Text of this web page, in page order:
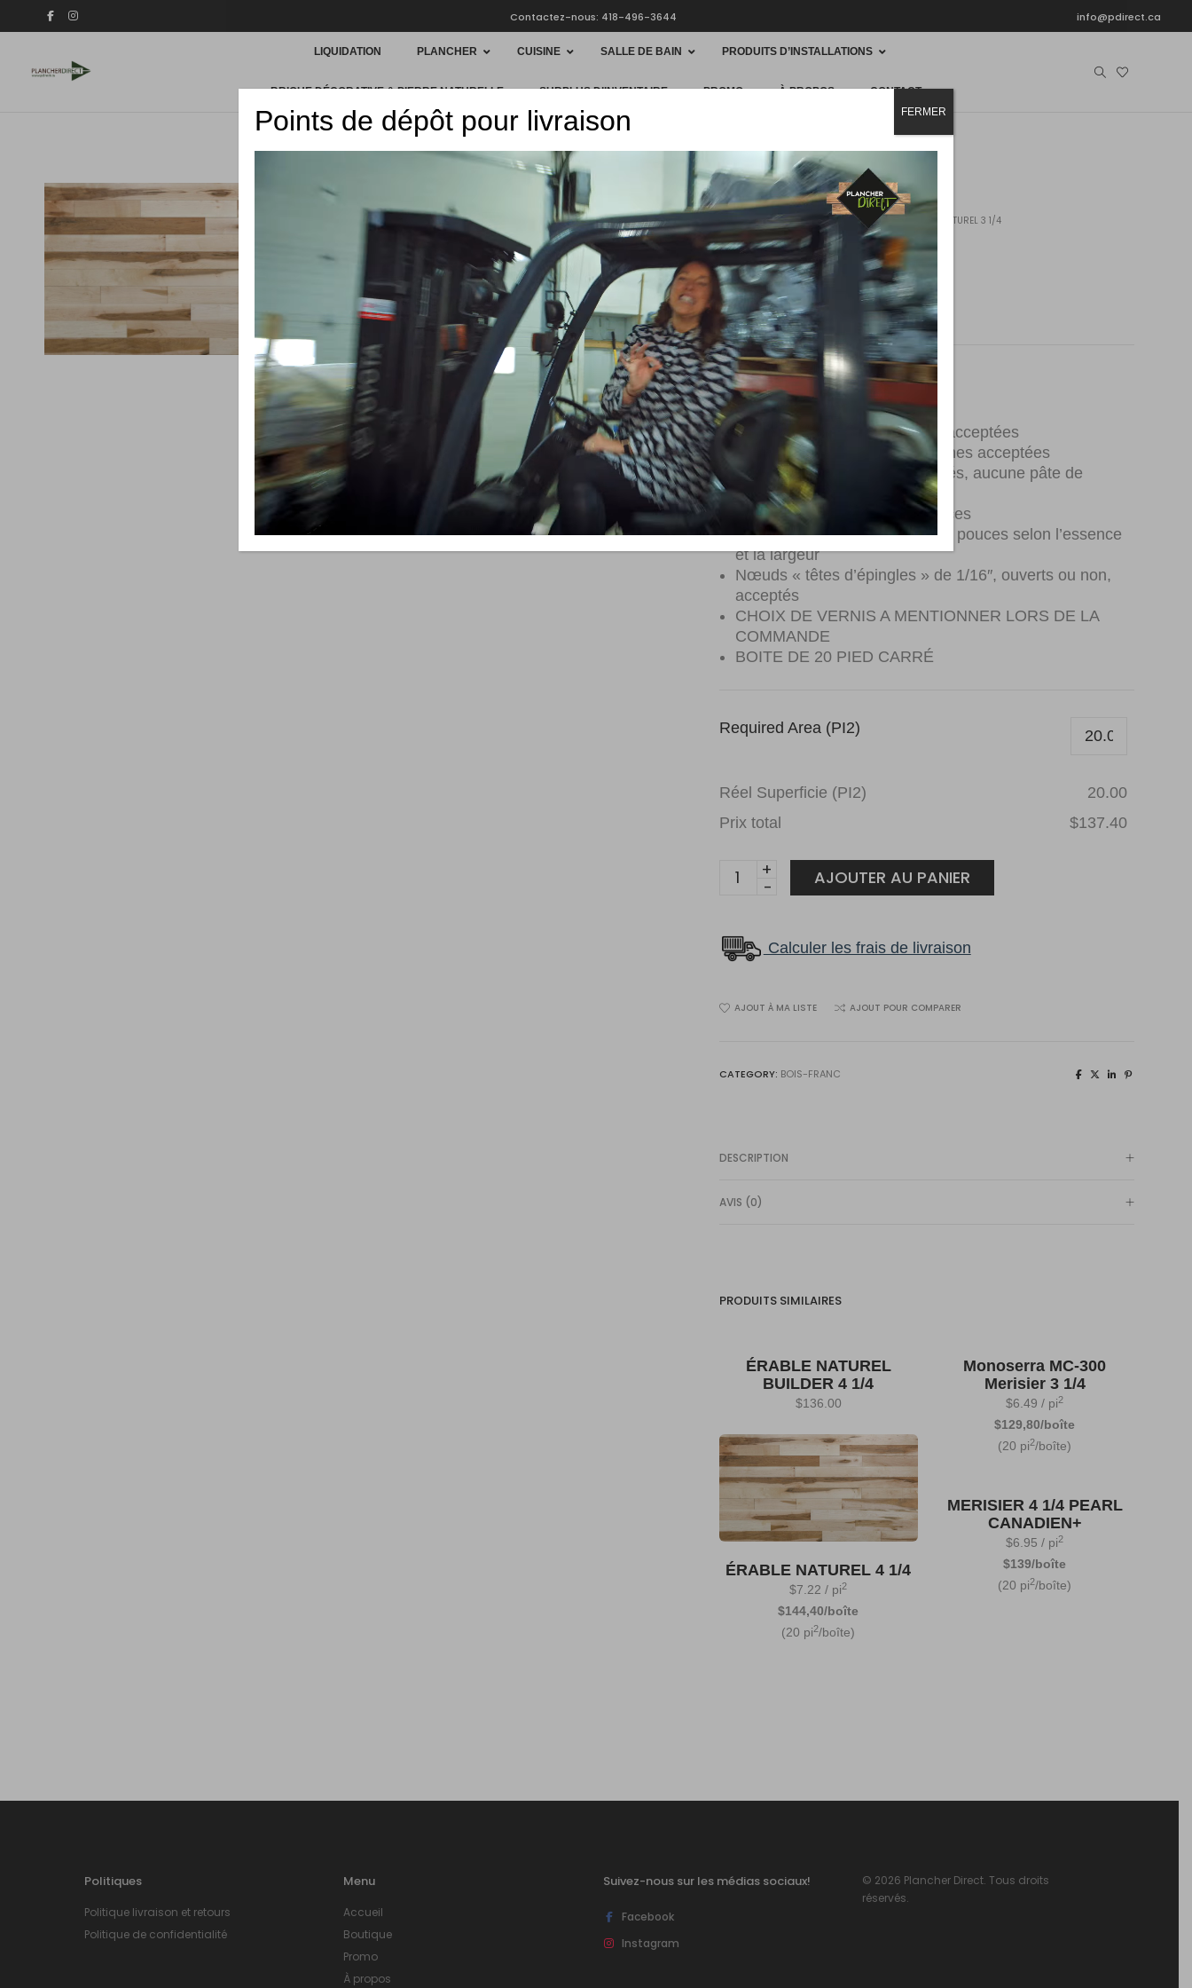
Contactez-nous: 418-496-3644 info@pdirect.ca
LIQUIDATION PLANCHER CUISINE SALLE DE BAIN PRODUITS D’INSTALLATIONS
BRIQUE DÉCORATIVE & PIERRE NATURELLE SURPLUS D’INVENTAIRE PROMO À PROPOS CONTACT
HOME PLANCHER BOIS-FRANC ÉRABLE NATUREL 3 1/4
ÉRABLE NATUREL 3 1/4
$6.87/ pi 2
$137,40/boîte (20 pi2/boîte)
Grade Naturel
Toutes variations de couleurs acceptées
Stries minérales noires ou brunes acceptées
Noeuds sains (fermés) acceptés, aucune pâte de
remplissage acceptée
Longueur minimale de 12 pouces
Longueur moyenne de 25 à 29 pouces selon l’essence
et la largeur
Nœuds « têtes d’épingles » de 1/16″, ouverts ou non,
acceptés
CHOIX DE VERNIS A MENTIONNER LORS DE LA
COMMANDE
BOITE DE 20 PIED CARRÉ
Required Area (PI2)
Réel Superficie (PI2)
20.00
Prix total
$137.40
ÉRABLE
NATUREL
1/4
quantity
AJOUTER AU PANIER
Calculer les frais de livraison
AJOUT À MA LISTE AJOUT POUR COMPARER
CATEGORY: BOIS-FRANC
DESCRIPTION
AVIS (0)
PRODUITS SIMILAIRES
ÉRABLE NATUREL
BUILDER 4 1/4
$136.00
Monoserra MC-300
Merisier 3 1/4
$6.49 / pi2
$129,80/boîte
(20 pi2/boîte)
ÉRABLE NATUREL 4 1/4
$7.22 / pi2
$144,40/boîte
(20 pi2/boîte)
MERISIER 4 1/4 PEARL
CANADIEN+
$6.95 / pi2
$139/boîte
(20 pi2/boîte)
Politiques
Politique livraison et retours
Politique de confidentialité
Menu
Accueil
Boutique
Promo
À propos
Suivez-nous sur les médias sociaux!
Facebook
Instagram
© 2026 Plancher Direct. Tous droits
réservés.
Points de dépôt pour livraison FERMER